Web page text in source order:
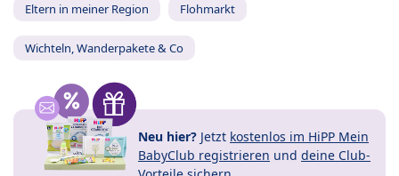
Eltern in meiner Region Flohmarkt
Wichteln, Wanderpakete & Co
Neu hier? Jetzt kostenlos im HiPP Mein
BabyClub registrieren und deine Club-